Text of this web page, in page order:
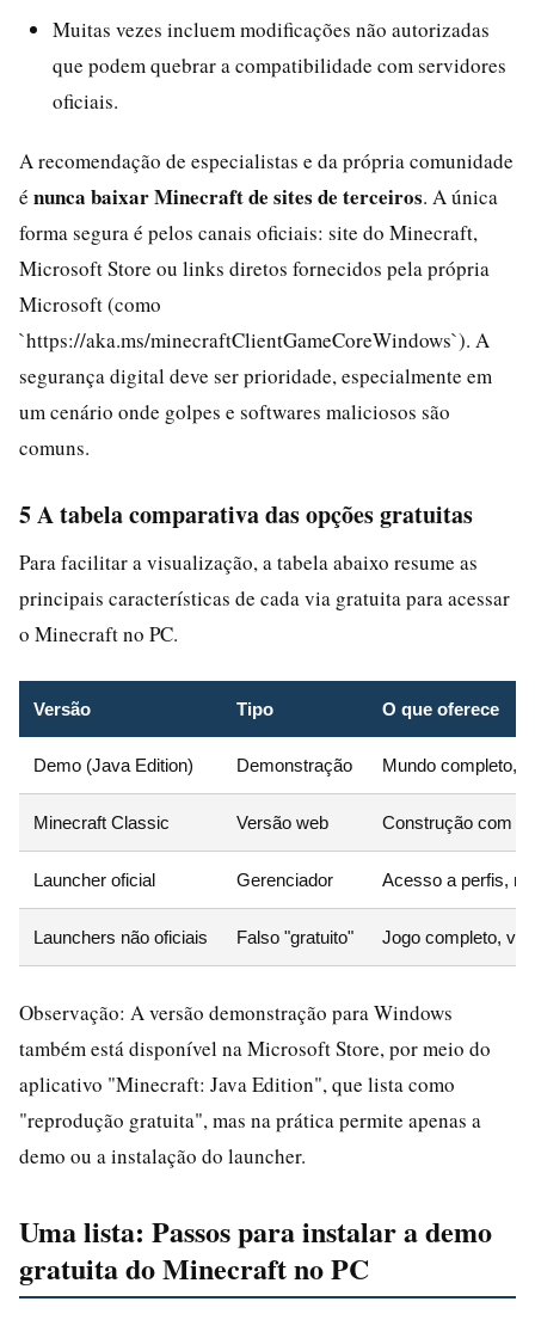
Muitas vezes incluem modificações não autorizadas
que podem quebrar a compatibilidade com servidores
oficiais.
A recomendação de especialistas e da própria comunidade
é nunca baixar Minecraft de sites de terceiros. A única
forma segura é pelos canais oficiais: site do Minecraft,
Microsoft Store ou links diretos fornecidos pela própria
Microsoft (como
`https://aka.ms/minecraftClientGameCoreWindows`). A
segurança digital deve ser prioridade, especialmente em
um cenário onde golpes e softwares maliciosos são
comuns.
5 A tabela comparativa das opções gratuitas
Para facilitar a visualização, a tabela abaixo resume as
principais características de cada via gratuita para acessar
o Minecraft no PC.
Versão Tipo O que oferece
Demo (Java Edition) Demonstração Mundo completo,
Minecraft Classic Versão web Construção com
Launcher oficial Gerenciador Acesso a perfis,
Launchers não oficiais Falso "gratuito" Jogo completo,
Observação: A versão demonstração para Windows
também está disponível na Microsoft Store, por meio do
aplicativo "Minecraft: Java Edition", que lista como
"reprodução gratuita", mas na prática permite apenas a
demo ou a instalação do launcher.
Uma lista: Passos para instalar a demo
gratuita do Minecraft no PC